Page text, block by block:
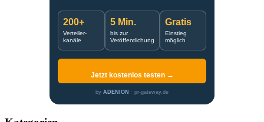
200+
Verteiler-
kanäle
5 Min.
bis zur
Veröffentlichung
Gratis
Einstieg
möglich
Jetzt kostenlos testen →
by ADENION · pr-gateway.de